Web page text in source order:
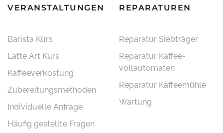
VERANSTALTUNGEN
Barista Kurs
Latte Art Kurs
Kaffeeverkostung
Zubereitungsmethoden
Individuelle Anfrage
Häufig gestellte Fragen
REPARATUREN
Reparatur Siebträger
Reparatur Kaffee­
vollautomaten
Reparatur Kaffeemühle
Wartung